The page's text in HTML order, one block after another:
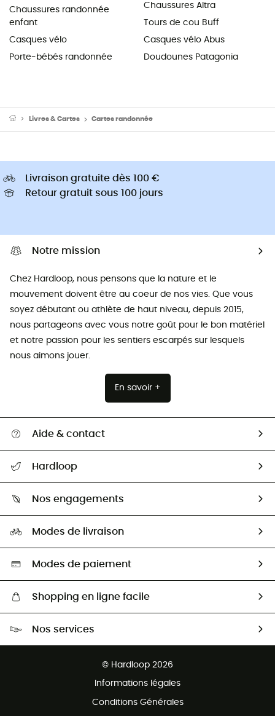
Chaussures randonnée
enfant
Casques vélo
Porte-bébés randonnée
Chaussures Altra
Tours de cou Buff
Casques vélo Abus
Doudounes Patagonia
Livres & Cartes Cartes randonnée
Livraison gratuite dès 100 €
Retour gratuit sous 100 jours
Notre mission
Chez Hardloop, nous pensons que la nature et le
mouvement doivent être au coeur de nos vies. Que vous
soyez débutant ou athlète de haut niveau, depuis 2015,
nous partageons avec vous notre goût pour le bon matériel
et notre passion pour les sentiers escarpés sur lesquels
nous aimons jouer.
En savoir +
Aide & contact
Retour & remboursement
Guide des tailles
Seconde Main
Aide & Contact
Hardloop
HardGuides
Nos engagements
Sélection éco-responsable
Modes de livraison
Modes de paiement
Shopping en ligne facile
Nos services
© Hardloop 2026
Informations légales
Conditions Générales